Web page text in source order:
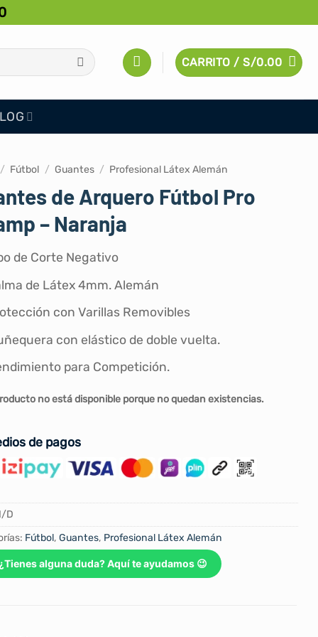
CARRITO /S/0.00
/ Fútbol / Guantes / Profesional Látex Alemán
de Arquero Fútbol Pro
– Naranja
de Corte Negativo
de Látex 4mm. Alemán
con Varillas Removibles
con elástico de doble vuelta.
para Competición.
no está disponible porque no quedan existencias.
de pagos
D
Fútbol, Guantes, Profesional Látex Alemán
¿Tienes alguna duda? Aquí te ayudamos 😉